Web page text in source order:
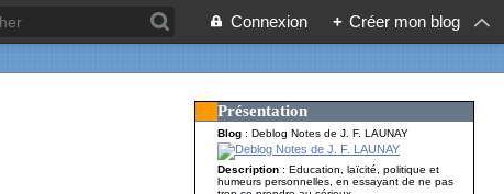
Connexion + Créer mon blog
Présentation
Blog : Deblog Notes de J. F. LAUNAY
Description: Education, laïcité, politique et
humeurs personnelles, en essayant de ne pas